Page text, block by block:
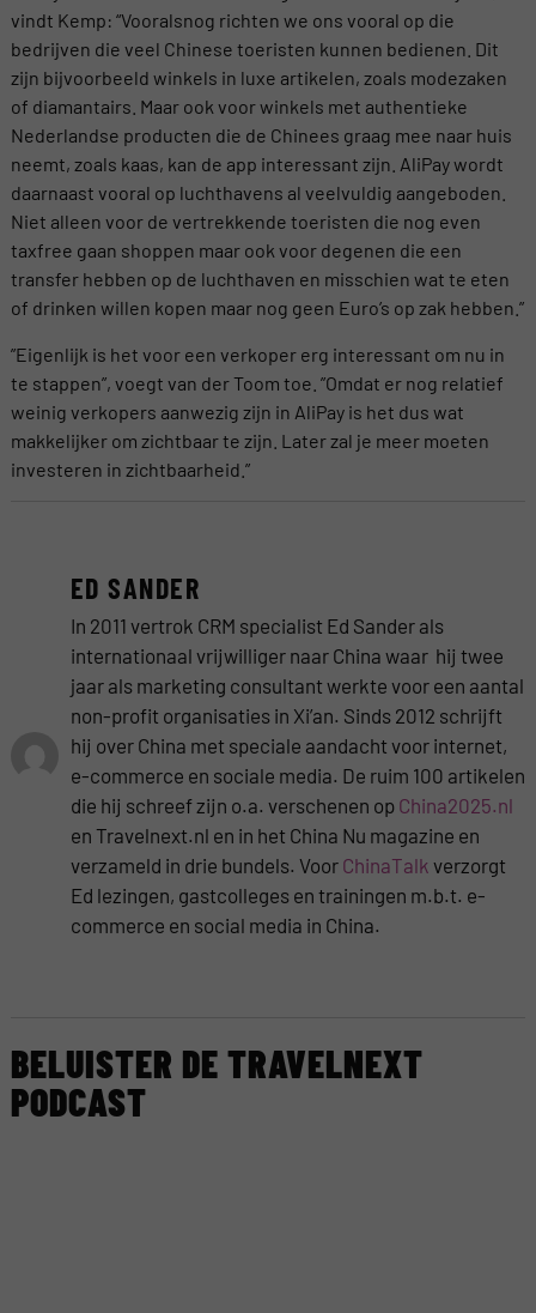
vindt Kemp: “Vooralsnog richten we ons vooral op die
bedrijven die veel Chinese toeristen kunnen bedienen. Dit
zijn bijvoorbeeld winkels in luxe artikelen, zoals modezaken
of diamantairs. Maar ook voor winkels met authentieke
Nederlandse producten die de Chinees graag mee naar huis
neemt, zoals kaas, kan de app interessant zijn. AliPay wordt
daarnaast vooral op luchthavens al veelvuldig aangeboden.
Niet alleen voor de vertrekkende toeristen die nog even
taxfree gaan shoppen maar ook voor degenen die een
transfer hebben op de luchthaven en misschien wat te eten
of drinken willen kopen maar nog geen Euro’s op zak hebben.”
”Eigenlijk is het voor een verkoper erg interessant om nu in
te stappen”, voegt van der Toom toe. ”Omdat er nog relatief
weinig verkopers aanwezig zijn in AliPay is het dus wat
makkelijker om zichtbaar te zijn. Later zal je meer moeten
investeren in zichtbaarheid.”
ED SANDER
In 2011 vertrok CRM specialist Ed Sander als
internationaal vrijwilliger naar China waar hij twee
jaar als marketing consultant werkte voor een aantal
non-profit organisaties in Xi’an. Sinds 2012 schrijft
hij over China met speciale aandacht voor internet,
e-commerce en sociale media. De ruim 100 artikelen
die hij schreef zijn o.a. verschenen op China2025.nl
en Travelnext.nl en in het China Nu magazine en
verzameld in drie bundels. Voor ChinaTalk verzorgt
Ed lezingen, gastcolleges en trainingen m.b.t. e-
commerce en social media in China.
BELUISTER DE TRAVELNEXT
PODCAST